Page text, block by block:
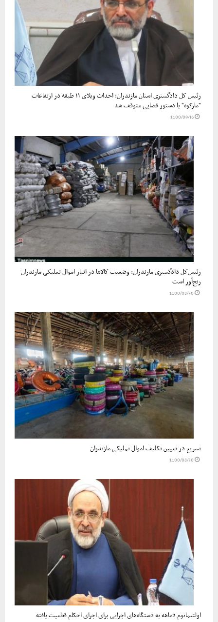
رئیس کل دادگستری استان مازندران: احداث ویلای ۱۱ طبقه در ارتفاعات
"مارکوه" با دستور قضایی متوقف شد
1400/09/16
رئیس‌کل دادگستری مازندران: وضعیت کالاها در انبار اموال تملیکی مازندران
رنج‌آور است
1400/08/30
تسریع در تعیین تکلیف اموال تملیکی مازندران
1400/08/30
اولتیماتوم 2ماهه به دستگاه‌های اجرایی برای اجرای احکام قطعیت یافته